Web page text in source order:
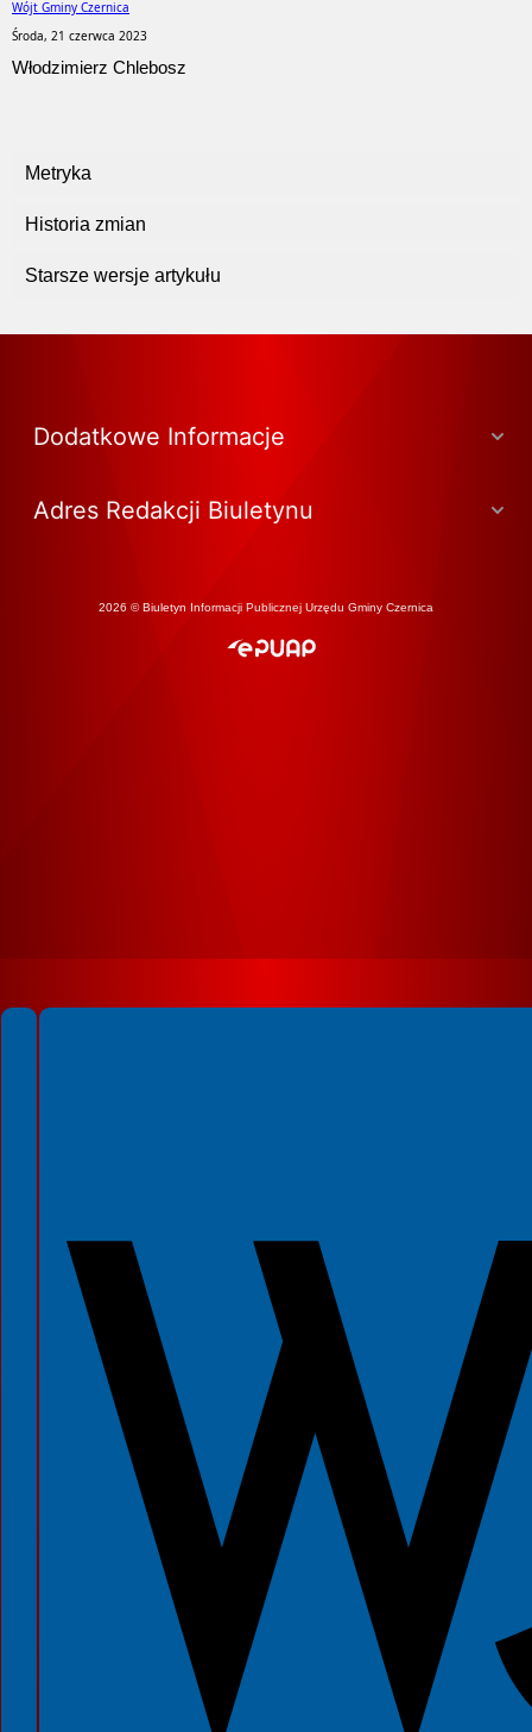
Wójt Gminy Czernica
Środa, 21 czerwca 2023
Włodzimierz Chlebosz
Metryka
Historia zmian
Starsze wersje artykułu
Dodatkowe Informacje
Adres Redakcji Biuletynu
2026 © Biuletyn Informacji Publicznej Urzędu Gminy Czernica
Spełniamy standardy WCAG 2.2
Spełniamy standardy W3C